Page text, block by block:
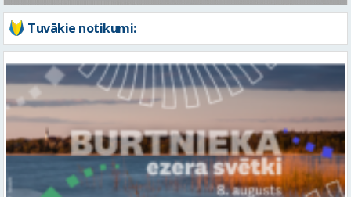
Tuvākie notikumi: